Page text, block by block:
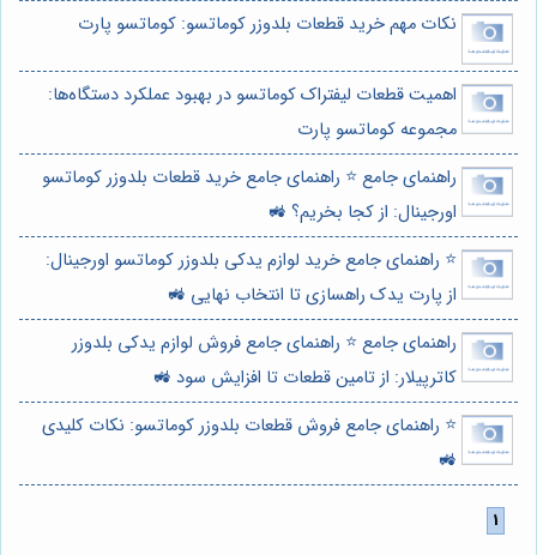
نکات مهم خرید قطعات بلدوزر کوماتسو: کوماتسو پارت
اهمیت قطعات لیفتراک کوماتسو در بهبود عملکرد دستگاه‌ها:
مجموعه کوماتسو پارت
راهنمای جامع ⭐️ راهنمای جامع خرید قطعات بلدوزر کوماتسو
اورجینال: از کجا بخریم؟ 🚜
⭐️ راهنمای جامع خرید لوازم یدکی بلدوزر کوماتسو اورجینال:
از پارت یدک راهسازی تا انتخاب نهایی 🚜
راهنمای جامع ⭐️ راهنمای جامع فروش لوازم یدکی بلدوزر
کاترپیلار: از تامین قطعات تا افزایش سود 🚜
⭐️ راهنمای جامع فروش قطعات بلدوزر کوماتسو: نکات کلیدی
🚜